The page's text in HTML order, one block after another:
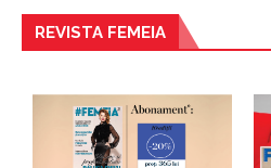
REVISTA FEMEIA